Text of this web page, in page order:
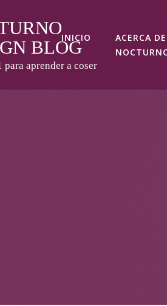
BLOG
para aprender a coser
INICIO
ACERCA DE